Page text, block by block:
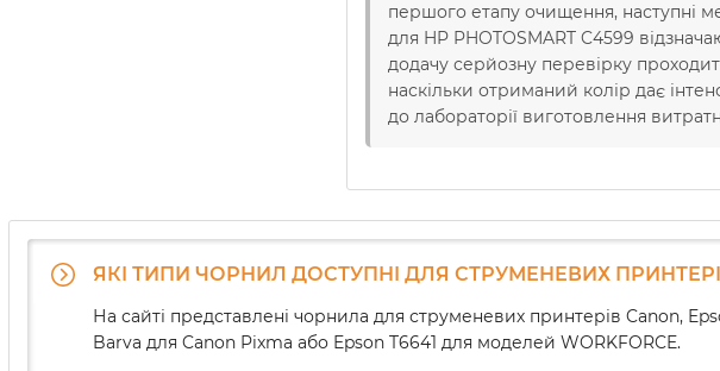
першого етапу очищення, наступні
для HP PHOTOSMART C4599
додачу серйозну перевірку
наскільки отриманий колір дає
до лабораторії виготовлення
ЯКІ ТИПИ ЧОРНИЛ ДОСТУПНІ ДЛЯ СТРУМЕНЕВИХ
На сайті представлені чорнила для струменевих принтерів Canon,
Barva для Canon Pixma або Epson T6641 для моделей WORKFORCE.